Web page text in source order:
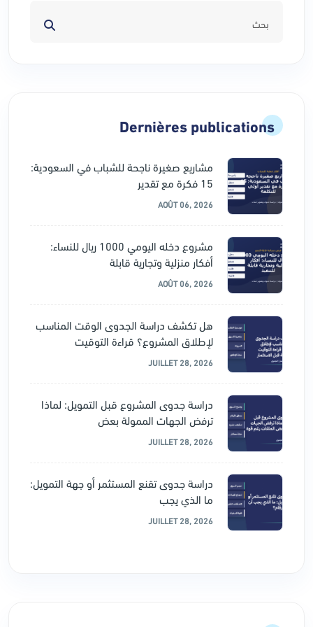
Dernières publications
مشاريع صغيرة ناجحة للشباب في السعودية:
15 فكرة مع تقدير
AOÛT 06, 2026
مشروع دخله اليومي 1000 ريال للنساء:
أفكار منزلية وتجارية قابلة
AOÛT 06, 2026
هل تكشف دراسة الجدوى الوقت المناسب
لإطلاق المشروع؟ قراءة التوقيت
JUILLET 28, 2026
دراسة جدوى المشروع قبل التمويل: لماذا
ترفض الجهات الممولة بعض
JUILLET 28, 2026
دراسة جدوى تقنع المستثمر أو جهة التمويل:
ما الذي يجب
JUILLET 28, 2026